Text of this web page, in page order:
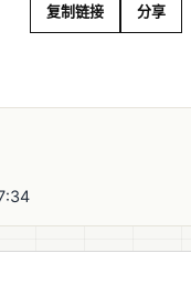
复制链接 分享